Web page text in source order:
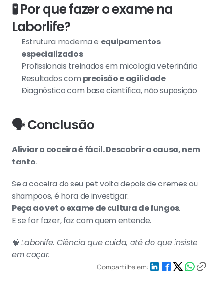
🧪 Por que fazer o exame na
Laborlife?
Estrutura moderna e equipamentos
especializados
Profissionais treinados em micologia veterinária
Resultados com precisão e agilidade
Diagnóstico com base científica, não suposição
🗣️ Conclusão
Aliviar a coceira é fácil. Descobrir a causa, nem
tanto.
Se a coceira do seu pet volta depois de cremes ou
shampoos, é hora de investigar.
Peça ao vet o exame de cultura de fungos.
E se for fazer, faz com quem entende.
🧠 Laborlife. Ciência que cuida, até do que insiste
em coçar.
Compartilhe em: